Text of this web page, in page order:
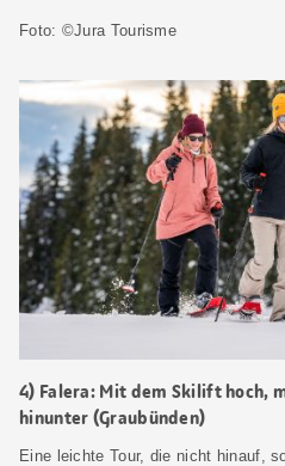
Foto: ©Jura Tourisme
4) Falera: Mit dem Skilift hoch,
hinunter (Graubünden)
Eine leichte Tour, die nicht hinauf,